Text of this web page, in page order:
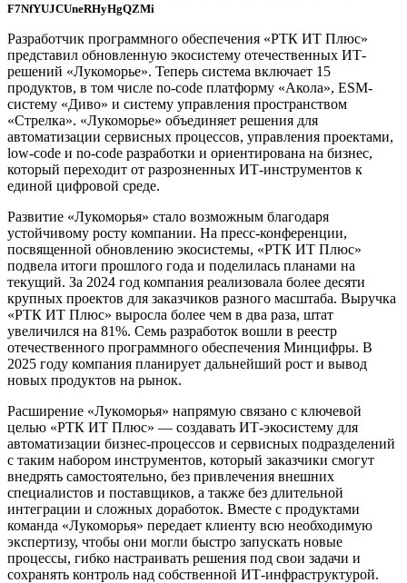
F7NfYUJCUneRHyHgQZMi
Разработчик программного обеспечения «РТК ИТ Плюс»
представил обновленную экосистему отечественных ИТ-
решений «Лукоморье». Теперь система включает 15
продуктов, в том числе no-code платформу «Акола», ESM-
систему «Диво» и систему управления пространством
«Стрелка». «Лукоморье» объединяет решения для
автоматизации сервисных процессов, управления проектами,
low-code и no-code разработки и ориентирована на бизнес,
который переходит от разрозненных ИТ-инструментов к
единой цифровой среде.
Развитие «Лукоморья» стало возможным благодаря
устойчивому росту компании. На пресс-конференции,
посвященной обновлению экосистемы, «РТК ИТ Плюс»
подвела итоги прошлого года и поделилась планами на
текущий. За 2024 год компания реализовала более десяти
крупных проектов для заказчиков разного масштаба. Выручка
«РТК ИТ Плюс» выросла более чем в два раза, штат
увеличился на 81%. Семь разработок вошли в реестр
отечественного программного обеспечения Минцифры. В
2025 году компания планирует дальнейший рост и вывод
новых продуктов на рынок.
Расширение «Лукоморья» напрямую связано с ключевой
целью «РТК ИТ Плюс» — создавать ИТ-экосистему для
автоматизации бизнес-процессов и сервисных подразделений
с таким набором инструментов, который заказчики смогут
внедрять самостоятельно, без привлечения внешних
специалистов и поставщиков, а также без длительной
интеграции и сложных доработок. Вместе с продуктами
команда «Лукоморья» передает клиенту всю необходимую
экспертизу, чтобы они могли быстро запускать новые
процессы, гибко настраивать решения под свои задачи и
сохранять контроль над собственной ИТ-инфраструктурой.